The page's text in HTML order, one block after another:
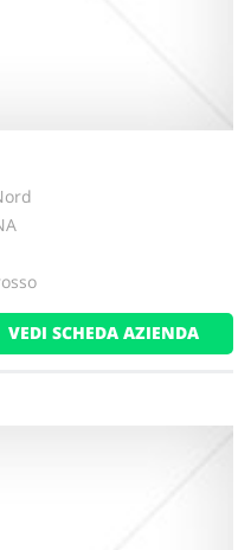
VEDI SCHEDA AZIENDA